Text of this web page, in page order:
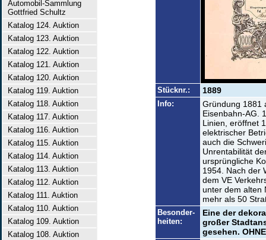
Automobil-Sammlung
Gottfried Schultz
Katalog 124. Auktion
Katalog 123. Auktion
Katalog 122. Auktion
Katalog 121. Auktion
Katalog 120. Auktion
Katalog 119. Auktion
Katalog 118. Auktion
Katalog 117. Auktion
Katalog 116. Auktion
Katalog 115. Auktion
Katalog 114. Auktion
Katalog 113. Auktion
Katalog 112. Auktion
Katalog 111. Auktion
Katalog 110. Auktion
Katalog 109. Auktion
Katalog 108. Auktion
Stücknr.: 1889
Info:
Gründung 1881
Eisenbahn-AG.
Linien, eröffnet
elektrischer
auch die
Unrentabilität
ursprüngliche
1954. Nach der
dem VE
unter dem alten
mehr als 50
Besonder-
heiten:
Eine der
großer
gesehen.